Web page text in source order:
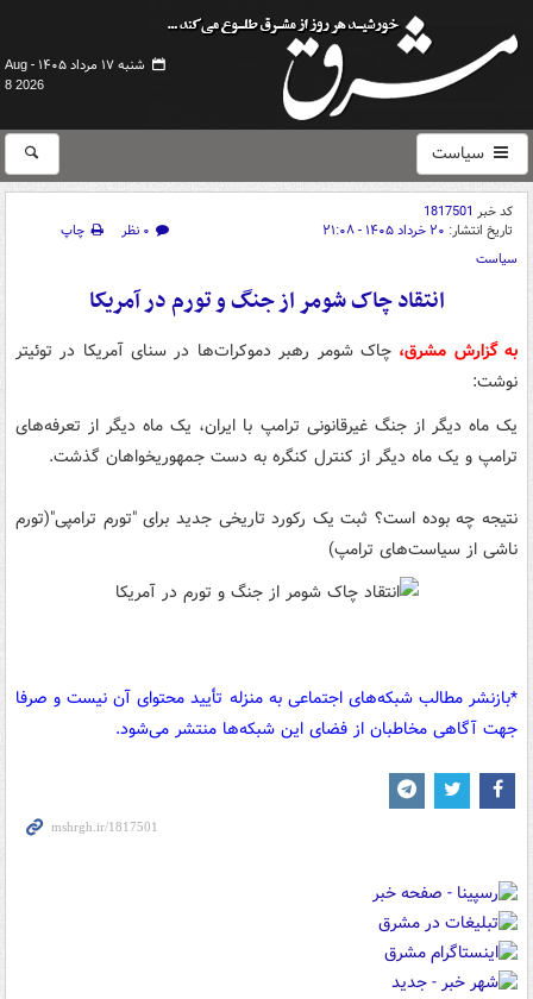
شنبه ۱۷ مرداد ۱۴۰۵ -
Aug
8 2026
سیاست
کد خبر 1817501
تاریخ انتشار: ۲۰ خرداد ۱۴۰۵ - ۲۱:۰۸ ۰ نظر
چاپ
سیاست
انتقاد چاک شومر از جنگ و تورم در آمریکا
به گزارش مشرق،چاک شومر رهبر دموکرات‌ها در سنای آمریکا در توئیتر
نوشت:
یک ماه دیگر از جنگ غیرقانونی ترامپ با ایران، یک ماه دیگر از تعرفه‌های
ترامپ و یک ماه دیگر از کنترل کنگره به دست جمهوریخواهان گذشت.
نتیجه چه بوده است؟ ثبت یک رکورد تاریخی جدید برای "‌تورم ترامپی"(تورم
ناشی از سیاست‌های ترامپ)
*بازنشر مطالب شبکه‌های اجتماعی به منزله تأیید محتوای آن نیست و صرفا
جهت آگاهی مخاطبان از فضای این شبکه‌ها منتشر می‌شود.